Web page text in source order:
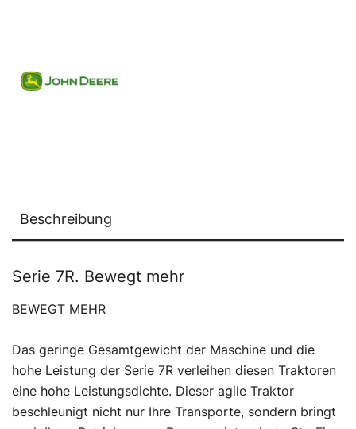
Beschreibung
Serie 7R. Bewegt mehr
BEWEGT MEHR
Das geringe Gesamtgewicht der Maschine und die
hohe Leistung der Serie 7R verleihen diesen Traktoren
eine hohe Leistungsdichte. Dieser agile Traktor
beschleunigt nicht nur Ihre Transporte, sondern bringt